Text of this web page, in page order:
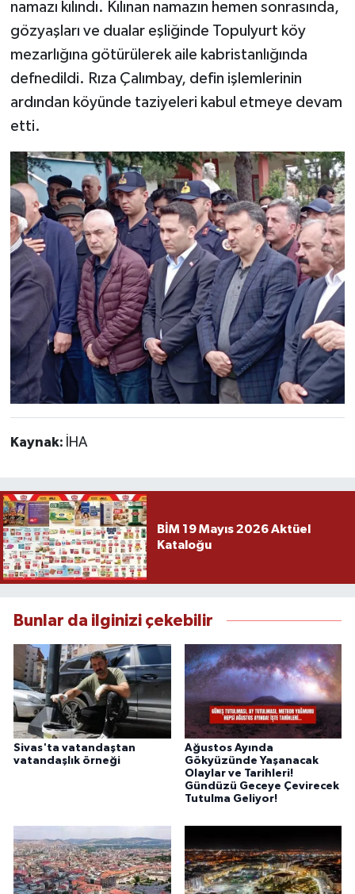
namazı kılındı. Kılınan namazın hemen sonrasında,
gözyaşları ve dualar eşliğinde Topulyurt köy
mezarlığına götürülerek aile kabristanlığında
defnedildi. Rıza Çalımbay, defin işlemlerinin
ardından köyünde taziyeleri kabul etmeye devam
etti.
Kaynak: İHA
BİM 19 Mayıs 2026 Aktüel
Kataloğu
Bunlar da ilginizi çekebilir
Sivas'ta vatandaştan
vatandaşlık örneği
Ağustos Ayında
Gökyüzünde Yaşanacak
Olaylar ve Tarihleri!
Gündüzü Geceye Çevirecek
Tutulma Geliyor!